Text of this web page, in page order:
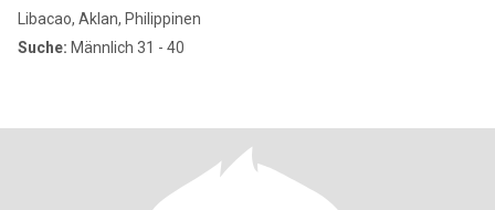
Libacao, Aklan, Philippinen
Suche: Männlich 31 - 40